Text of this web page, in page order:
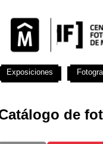
de
Exposiciones